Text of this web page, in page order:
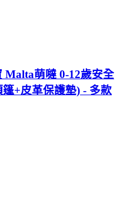
Malta萌噠 0-12歲安全
+皮革保護墊) - 多款